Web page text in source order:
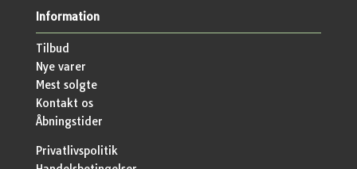
Information
Tilbud
Nye varer
Mest solgte
Kontakt os
Åbningstider
Privatlivspolitik